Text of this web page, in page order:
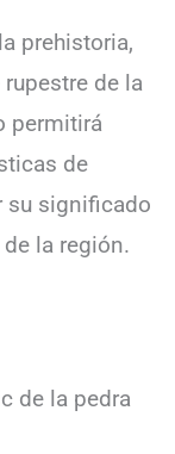
prehistoria,
de la
permitirá
de
su significado
la región.
de la pedra